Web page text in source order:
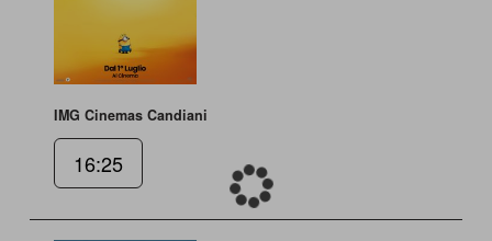
IMG Cinemas Candiani
16:25